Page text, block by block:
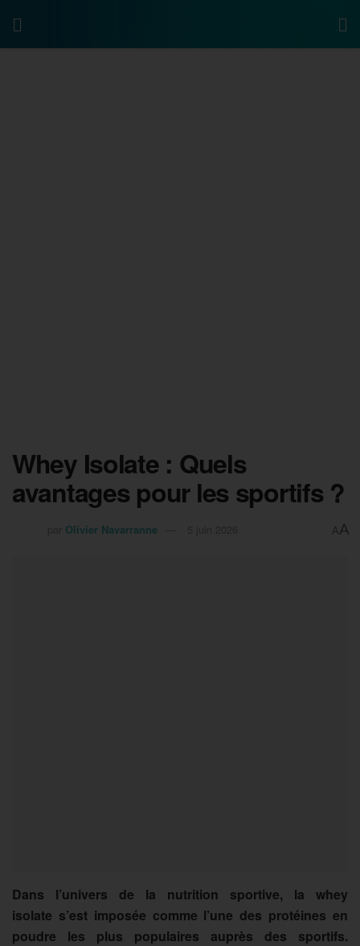
Whey Isolate : Quels
avantages pour les sportifs ?
Olivier Navarranne AA
Dans l’univers de la nutrition sportive, la whey
isolate s’est imposée comme l’une des protéines en
poudre les plus populaires auprès des sportifs.